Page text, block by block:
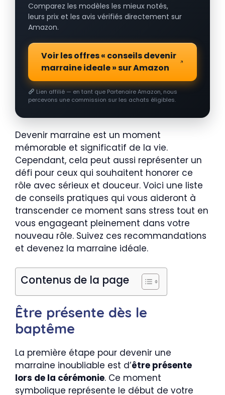
Comparez les modèles les mieux notés,
leurs prix et les avis vérifiés directement sur
Amazon.
Voir les offres « conseils devenir
marraine ideale » sur Amazon
Lien affilié — en tant que Partenaire Amazon, nous
percevons une commission sur les achats éligibles.
Devenir marraine est un moment
mémorable et significatif de la vie.
Cependant, cela peut aussi représenter un
défi pour ceux qui souhaitent honorer ce
rôle avec sérieux et douceur. Voici une liste
de conseils pratiques qui vous aideront à
transcender ce moment sans stress tout en
vous engageant pleinement dans votre
nouveau rôle. Suivez ces recommandations
et devenez la marraine idéale.
Contenus de la page
Être présente dès le
baptême
La première étape pour devenir une
marraine inoubliable est d’être présente
lors de la cérémonie. Ce moment
symbolique représente le début de votre